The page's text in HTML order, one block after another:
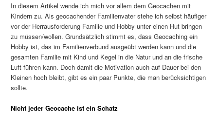
In diesem Artikel wende ich mich vor allem dem Geocachen mit
Kindern zu. Als geocachender Familienvater stehe ich selbst häufiger
vor der Herrausforderung Familie und Hobby unter einen Hut bringen
zu müssen/wollen. Grundsätzlich stimmt es, dass Geocaching ein
Hobby ist, das im Familienverbund ausgeübt werden kann und die
gesamten Familie mit Kind und Kegel in die Natur und an die frische
Luft führen kann. Doch damit die Motivation auch auf Dauer bei den
Kleinen hoch bleibt, gibt es ein paar Punkte, die man berücksichtigen
sollte.
Nicht jeder Geocache ist ein Schatz